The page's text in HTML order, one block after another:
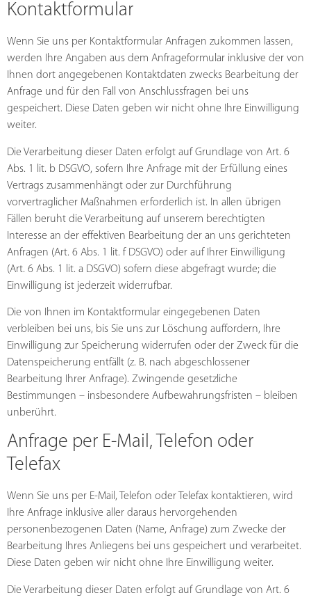
Kontaktformular
Wenn Sie uns per Kontaktformular Anfragen zukommen lassen,
werden Ihre Angaben aus dem Anfrageformular inklusive der von
Ihnen dort angegebenen Kontaktdaten zwecks Bearbeitung der
Anfrage und für den Fall von Anschlussfragen bei uns
gespeichert. Diese Daten geben wir nicht ohne Ihre Einwilligung
weiter.
Die Verarbeitung dieser Daten erfolgt auf Grundlage von Art. 6
Abs. 1 lit. b DSGVO, sofern Ihre Anfrage mit der Erfüllung eines
Vertrags zusammenhängt oder zur Durchführung
vorvertraglicher Maßnahmen erforderlich ist. In allen übrigen
Fällen beruht die Verarbeitung auf unserem berechtigten
Interesse an der effektiven Bearbeitung der an uns gerichteten
Anfragen (Art. 6 Abs. 1 lit. f DSGVO) oder auf Ihrer Einwilligung
(Art. 6 Abs. 1 lit. a DSGVO) sofern diese abgefragt wurde; die
Einwilligung ist jederzeit widerrufbar.
Die von Ihnen im Kontaktformular eingegebenen Daten
verbleiben bei uns, bis Sie uns zur Löschung auffordern, Ihre
Einwilligung zur Speicherung widerrufen oder der Zweck für die
Datenspeicherung entfällt (z. B. nach abgeschlossener
Bearbeitung Ihrer Anfrage). Zwingende gesetzliche
Bestimmungen – insbesondere Aufbewahrungsfristen – bleiben
unberührt.
Anfrage per E-Mail, Telefon oder
Telefax
Wenn Sie uns per E-Mail, Telefon oder Telefax kontaktieren, wird
Ihre Anfrage inklusive aller daraus hervorgehenden
personenbezogenen Daten (Name, Anfrage) zum Zwecke der
Bearbeitung Ihres Anliegens bei uns gespeichert und verarbeitet.
Diese Daten geben wir nicht ohne Ihre Einwilligung weiter.
Die Verarbeitung dieser Daten erfolgt auf Grundlage von Art. 6